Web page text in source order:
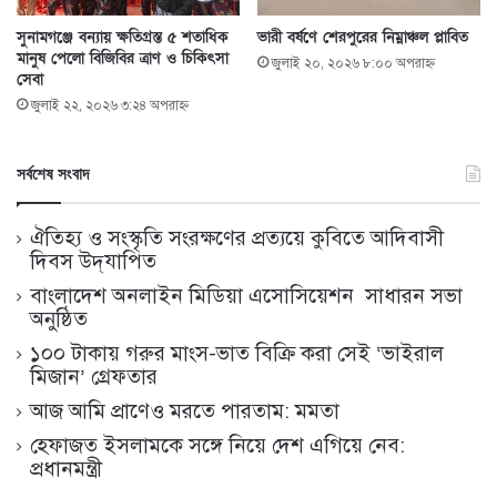
সুনামগঞ্জে বন্যায় ক্ষতিগ্রস্ত ৫ শতাধিক
মানুষ পেলো বিজিবির ত্রাণ ও চিকিৎসা
সেবা
জুলাই ২২, ২০২৬ ৩:২৪ অপরাহ্ণ
ভারী বর্ষণে শেরপুরের নিম্নাঞ্চল প্লাবিত
জুলাই ২০, ২০২৬ ৮:০০ অপরাহ্ণ
সর্বশেষ সংবাদ
ঐতিহ্য ও সংস্কৃতি সংরক্ষণের প্রত্যয়ে কুবিতে আদিবাসী
দিবস উদ্‌যাপিত
বাংলাদেশ অনলাইন মিডিয়া এসোসিয়েশন সাধারন সভা
অনুষ্ঠিত
১০০ টাকায় গরুর মাংস-ভাত বিক্রি করা সেই ‘ভাইরাল
মিজান’ গ্রেফতার
আজ আমি প্রাণেও মরতে পারতাম: মমতা
হেফাজত ইসলামকে সঙ্গে নিয়ে দেশ এগিয়ে নেব:
প্রধানমন্ত্রী